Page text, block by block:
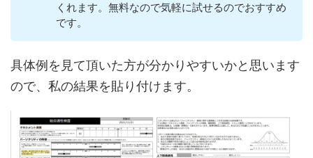
くれます。無料なので気軽に試せるのでおすすめ
です。
具体例を見て頂いた方が分かりやすいかと思います
ので、私の結果を貼り付けます。